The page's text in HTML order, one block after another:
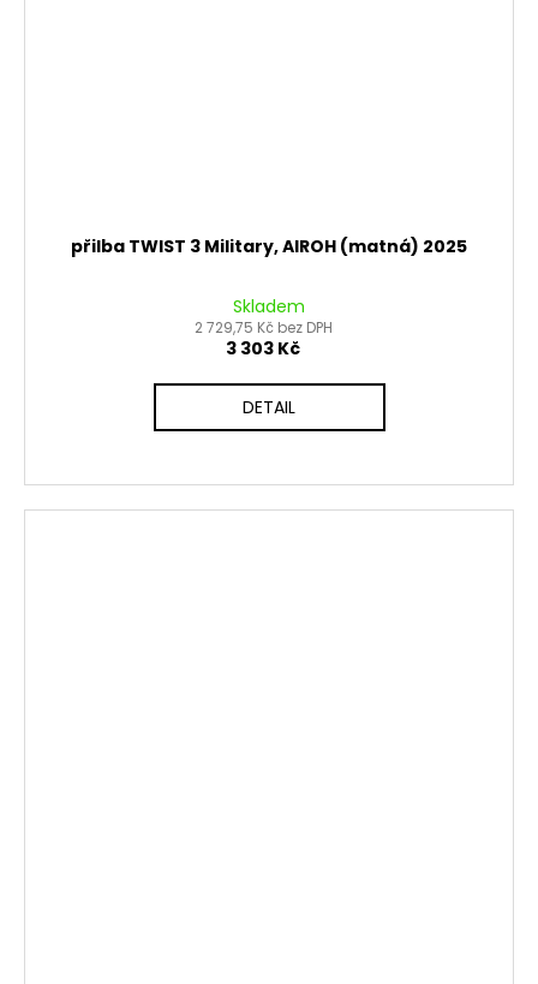
přilba TWIST 3 Military, AIROH (matná) 2025
Skladem
2 729,75 Kč bez DPH
3 303 Kč
DETAIL